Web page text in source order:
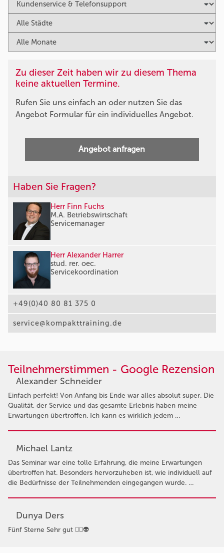
Zu dieser Zeit haben wir zu diesem Thema
keine aktuellen Termine.
Rufen Sie uns einfach an oder nutzen Sie das
Angebot Formular für ein individuelles Angebot.
Angebot anfragen
Haben Sie Fragen?
Herr Finn Fuchs
M.A. Betriebswirtschaft
Servicemanager
Herr Alexander Harrer
stud. rer. oec.
Servicekoordination
+49(0)40 80 81 375 0
service@kompakttraining.de
Teilnehmerstimmen - Google Rezension
Alexander Schneider
Einfach perfekt! Von Anfang bis Ende war alles absolut super. Die
Qualität, der Service und das gesamte Erlebnis haben meine
Erwartungen übertroffen. Ich kann es wirklich jedem …
Michael Lantz
Das Seminar war eine tolle Erfahrung, die meine Erwartungen
übertroffen hat. Besonders hervorzuheben ist, wie individuell auf
die Bedürfnisse der Teilnehmenden eingegangen wurde. …
Dunya Ders
Fünf Sterne Sehr gut 👍🏻👽